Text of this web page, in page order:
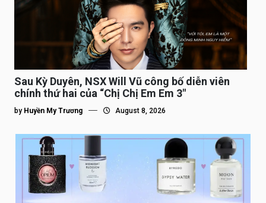
Sau Kỳ Duyên, NSX Will Vũ công bố diễn viên
chính thứ hai của “Chị Chị Em Em 3″
by Huyền My Trương August 8, 2026